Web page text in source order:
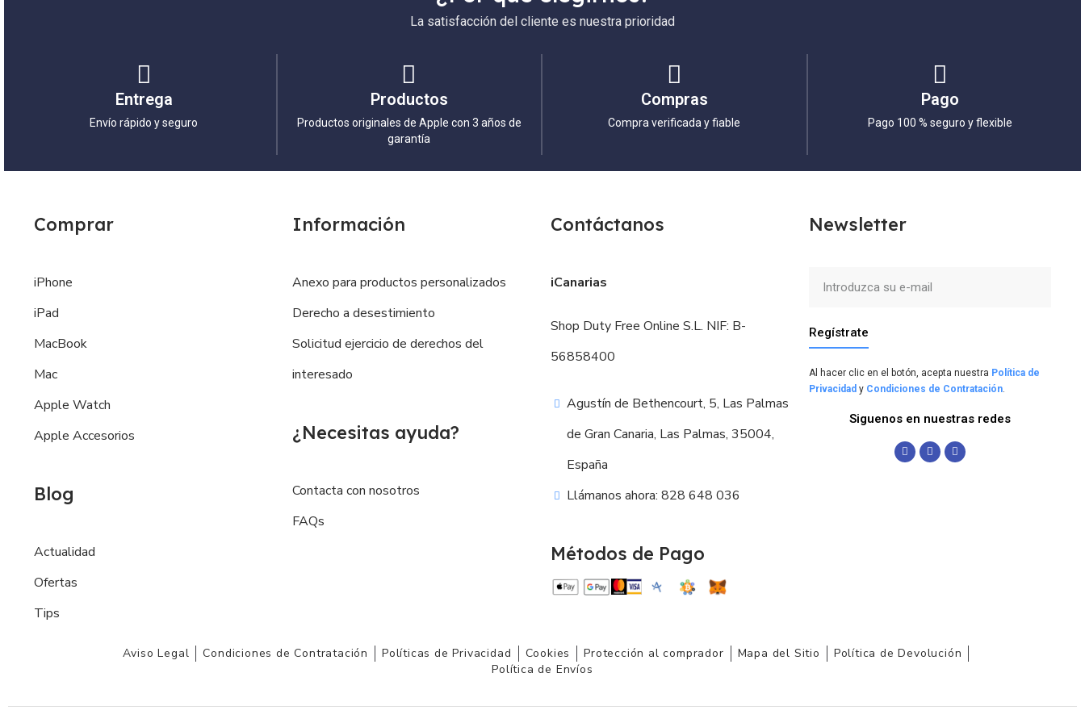
La satisfacción del cliente es nuestra prioridad
Entrega
Envío rápido y seguro
Productos
Productos originales de Apple con 3 años de
garantía
Compras
Compra verificada y fiable
Pago
Pago 100 % seguro y flexible
Comprar
iPhone
iPad
MacBook
Mac
Apple Watch
Apple Accesorios
Blog
Actualidad
Ofertas
Tips
Información
Anexo para productos personalizados
Derecho a desestimiento
Solicitud ejercicio de derechos del
interesado
¿Necesitas ayuda?
Contacta con nosotros
FAQs
Contáctanos
iCanarias
Shop Duty Free Online S.L. NIF: B-
56858400
Agustín de Bethencourt, 5, Las Palmas
de Gran Canaria, Las Palmas, 35004,
España
Llámanos ahora: 828 648 036
Métodos de Pago
Newsletter
Regístrate
Al hacer clic en el botón, acepta nuestra Política de
Privacidad y Condiciones de Contratación.
Siguenos en nuestras redes
Aviso Legal Condiciones de Contratación Políticas de Privacidad Cookies Protección al comprador Mapa del Sitio
Política de Devolución
Política de Envíos